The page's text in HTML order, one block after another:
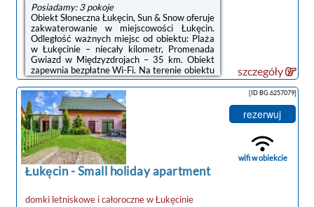
Posiadamy: 3 pokoje
Obiekt Słoneczna Łukęcin, Sun & Snow oferuje
zakwaterowanie w miejscowości Łukęcin.
Odległość ważnych miejsc od obiektu: Plaża
w Łukęcinie – niecały kilometr, Promenada
Gwiazd w Międzyzdrojach – 35 km. Obiekt
zapewnia bezpłatne Wi-Fi. Na terenie obiektu
dostępny jest też prywatny parking.Na
miejscu znajduje się telewizor z płaskim
ekranem oraz prywatna łazienka z
prysznicem i suszarką do włosów. Aneks
kuchenny wyposażono w lodówkę, zmywarkę
oraz płytę kuchenną. We wszystkich opcjach
zakwaterowania znajduje się część
wypoczynkowa i jadalnia.Doba hotelowa od ...
szczegóły
Łukęcin-Small holiday apartment
domki letniskowe i całorocznewŁukęcinie
[ID BG.6257079]
rezerwuj
wifi w obiekcie